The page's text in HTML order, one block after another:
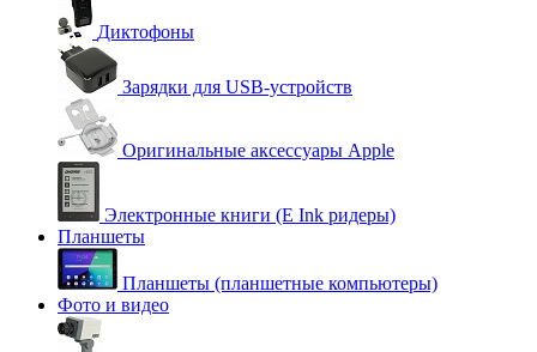
Диктофоны
Зарядки для USB-устройств
Оригинальные аксессуары Apple
Электронные книги (E Ink ридеры)
Планшеты
Планшеты (планшетные компьютеры)
Фото и видео